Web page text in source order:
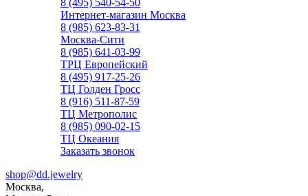
8 (495) 540-54-50
Интернет-магазин Москва
8 (985) 623-83-31
Москва-Сити
8 (985) 641-03-99
ТРЦ Европейский
8 (495) 917-25-26
ТЦ Голден Гросс
8 (916) 511-87-59
ТЦ Метрополис
8 (985) 090-02-15
ТЦ Океания
Заказать звонок
shop@dd.jewelry
Москва,